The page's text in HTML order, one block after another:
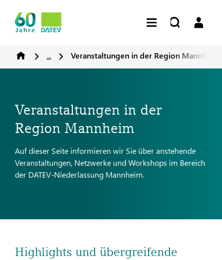
... Veranstaltungen in der Region Mannheim
Veranstaltungen in der
Region Mannheim
Auf dieser Seite informieren wir Sie über anstehende
Veranstaltungen, Netzwerke und Workshops im Bereich
der DATEV-Niederlassung Mannheim.
Highlights und übergreifende